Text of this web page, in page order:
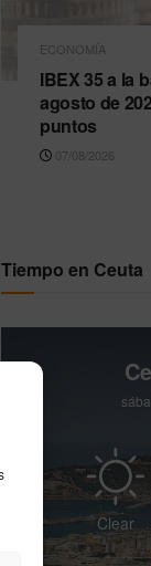
ECONOMÍA
IBEX 35 a la
agosto de
puntos
07/08/2026
Tiempo en Ceuta
Clear